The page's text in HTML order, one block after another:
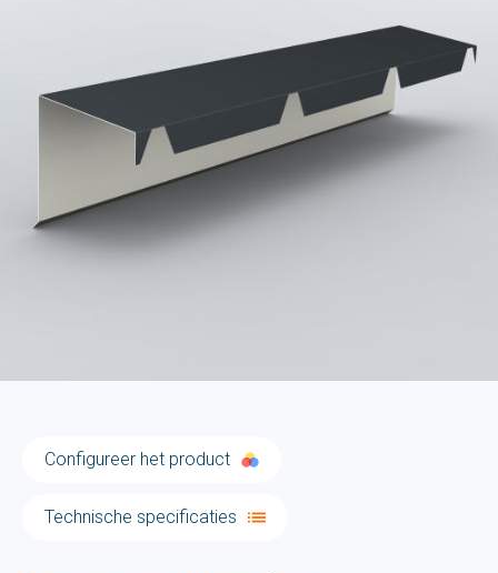
Configureer het product
Technische specificaties